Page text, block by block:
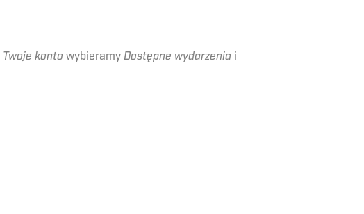
Twoje konto wybieramy Dostępne wydarzenia i